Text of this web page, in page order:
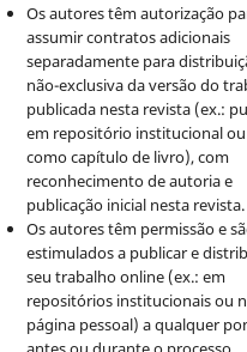
Os autores têm autorização
assumir contratos adicionais
separadamente para
não-exclusiva da versão do
publicada nesta revista (ex.:
em repositório institucional ou
como capítulo de livro), com
reconhecimento de autoria e
publicação inicial nesta revista.
Os autores têm permissão e
estimulados a publicar e
seu trabalho online (ex.: em
repositórios institucionais ou
página pessoal) a qualquer